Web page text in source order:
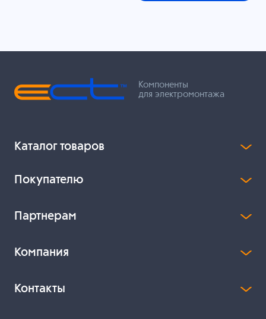
Компоненты
для электромонтажа
Каталог товаров
Покупателю
Партнерам
Компания
Контакты